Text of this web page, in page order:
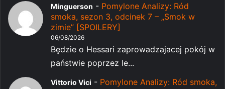
Minguerson - Pomylone Analizy: Ród
smoka, sezon 3, odcinek 7 – „Smok w
zimie” [SPOILERY]
06/08/2026
Będzie o Hessari zaprowadzajacej pokój w
państwie poprzez le...
Vittorio Vici - Pomylone Analizy: Ród smoka,